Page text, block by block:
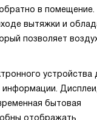
в помещение.
вытяжки и
позволяет
устройства
Дисплеи,
бытовая
отображать